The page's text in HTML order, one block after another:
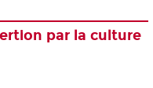
par la culture